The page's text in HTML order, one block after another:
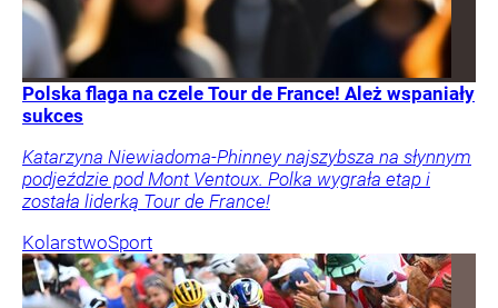
Polska flaga na czele Tour de France! Ależ wspaniały
sukces
Katarzyna Niewiadoma-Phinney najszybsza na słynnym
podjeździe pod Mont Ventoux. Polka wygrała etap i
została liderką Tour de France!
KolarstwoSport